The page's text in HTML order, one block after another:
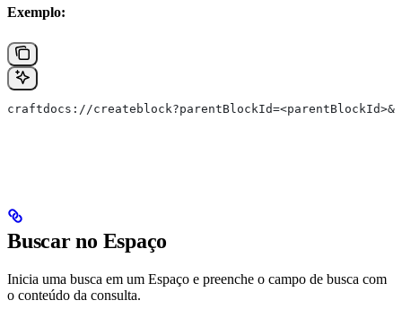
Exemplo:
craftdocs://
Buscar no Espaço
Inicia uma busca em um Espaço e preenche o campo de busca com
o conteúdo da consulta.